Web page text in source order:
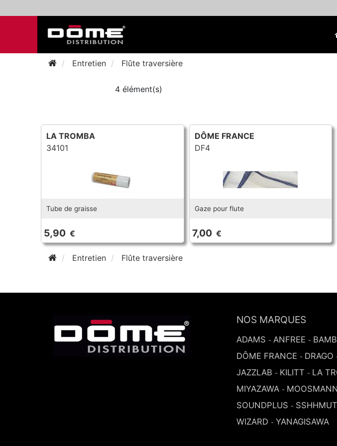
Entretien Flûte traversière
4 élément(s)
LA TROMBA
34101
Tube de graisse
5,90 €
DÔME FRANCE
DF4
Gaze pour flute
7,00 €
Entretien Flûte traversière
NOS MARQUES
ADAMS - ANFREE -
DÔME FRANCE - DRAGO
JAZZLAB - KILITT - LA
MIYAZAWA - MOOSMANN
SOUNDPLUS -
WIZARD - YANAGISAWA